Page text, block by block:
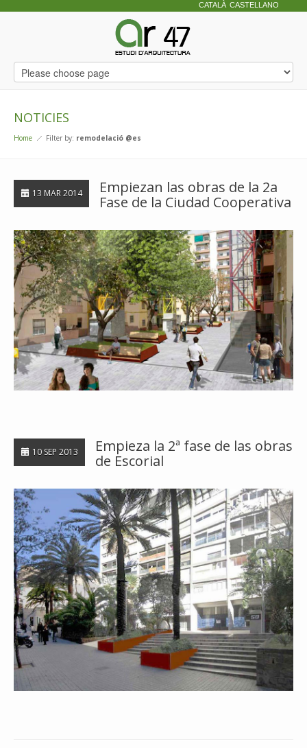
CATALÀ CASTELLANO
NOTICIES
Home Filter by: remodelació @es
13 MAR 2014
Empiezan las obras de la 2a
Fase de la Ciudad Cooperativa
10 SEP 2013
Empieza la 2ª fase de las obras
de Escorial